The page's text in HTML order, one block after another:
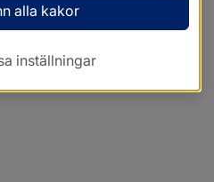
alla kakor
inställningar